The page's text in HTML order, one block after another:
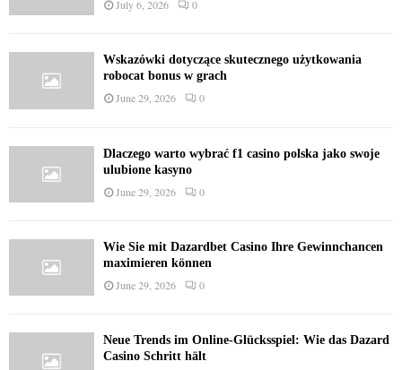
July 6, 2026 0
Wskazówki dotyczące skutecznego użytkowania
robocat bonus w grach
June 29, 2026 0
Dlaczego warto wybrać f1 casino polska jako swoje
ulubione kasyno
June 29, 2026 0
Wie Sie mit Dazardbet Casino Ihre Gewinnchancen
maximieren können
June 29, 2026 0
Neue Trends im Online-Glücksspiel: Wie das Dazard
Casino Schritt hält